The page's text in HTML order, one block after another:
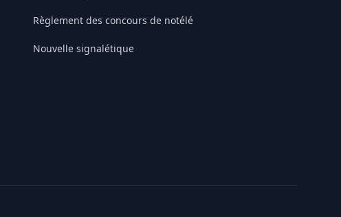
Règlement des concours de notélé
Nouvelle signalétique